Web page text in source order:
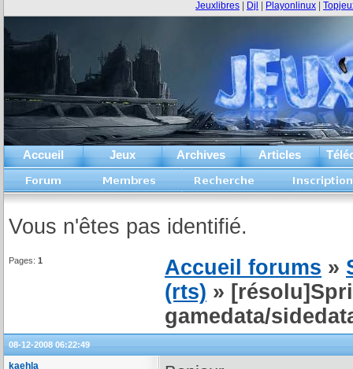
Accueil Jeux Archives Articles
Jeuxlibres Djl Playonlinux
Vous n'êtes pas identifié.
Pages: 1 Accueil forums »
(rts) »
gamedata/
08-12-2008 06:22:49
kaehla